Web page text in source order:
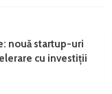
nouă startup-uri
cu investiții